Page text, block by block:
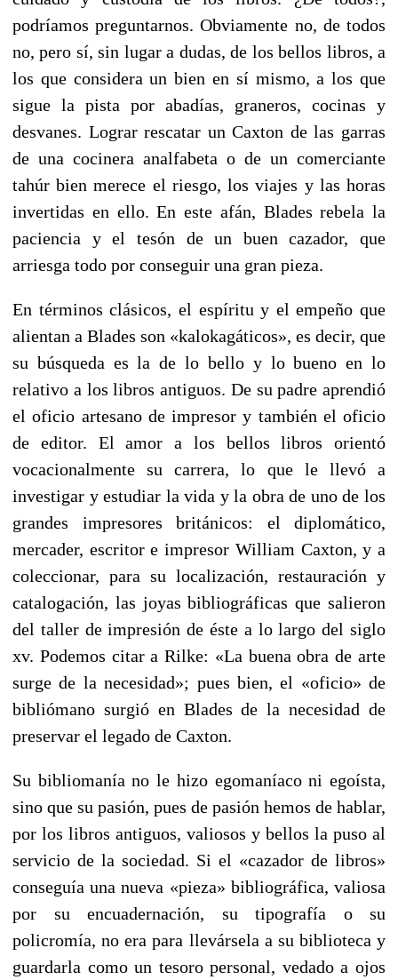
podríamos preguntarnos. Obviamente no, de todos
no, pero sí, sin lugar a dudas, de los bellos libros, a
los que considera un bien en sí mismo, a los que
sigue la pista por abadías, graneros, cocinas y
desvanes. Lograr rescatar un Caxton de las garras
de una cocinera analfabeta o de un comerciante
tahúr bien merece el riesgo, los viajes y las horas
invertidas en ello. En este afán, Blades rebela la
paciencia y el tesón de un buen cazador, que
arriesga todo por conseguir una gran pieza.
En términos clásicos, el espíritu y el empeño que
alientan a Blades son «kalokagáticos», es decir, que
su búsqueda es la de lo bello y lo bueno en lo
relativo a los libros antiguos. De su padre aprendió
el oficio artesano de impresor y también el oficio
de editor. El amor a los bellos libros orientó
vocacionalmente su carrera, lo que le llevó a
investigar y estudiar la vida y la obra de uno de los
grandes impresores británicos: el diplomático,
mercader, escritor e impresor William Caxton, y a
coleccionar, para su localización, restauración y
catalogación, las joyas bibliográficas que salieron
del taller de impresión de éste a lo largo del siglo
xv. Podemos citar a Rilke: «La buena obra de arte
surge de la necesidad»; pues bien, el «oficio» de
bibliómano surgió en Blades de la necesidad de
preservar el legado de Caxton.
Su bibliomanía no le hizo egomaníaco ni egoísta,
sino que su pasión, pues de pasión hemos de hablar,
por los libros antiguos, valiosos y bellos la puso al
servicio de la sociedad. Si el «cazador de libros»
conseguía una nueva «pieza» bibliográfica, valiosa
por su encuadernación, su tipografía o su
policromía, no era para llevársela a su biblioteca y
guardarla como un tesoro personal, vedado a ojos